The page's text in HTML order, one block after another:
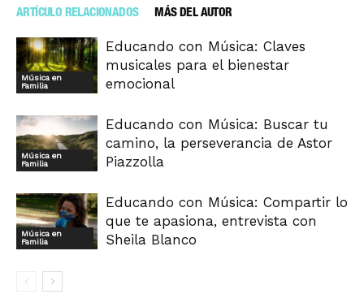
ARTÍCULO RELACIONADOS MÁS DEL AUTOR
Música en
Familia
Educando con Música: Claves
musicales para el bienestar
emocional
Música en
Familia
Educando con Música: Buscar tu
camino, la perseverancia de Astor
Piazzolla
Música en
Familia
Educando con Música: Compartir lo
que te apasiona, entrevista con
Sheila Blanco